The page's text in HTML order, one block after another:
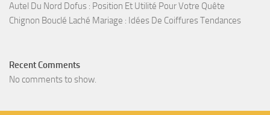
Autel Du Nord Dofus : Position Et Utilité Pour Votre Quête
Chignon Bouclé Laché Mariage : Idées De Coiffures Tendances
Recent Comments
No comments to show.